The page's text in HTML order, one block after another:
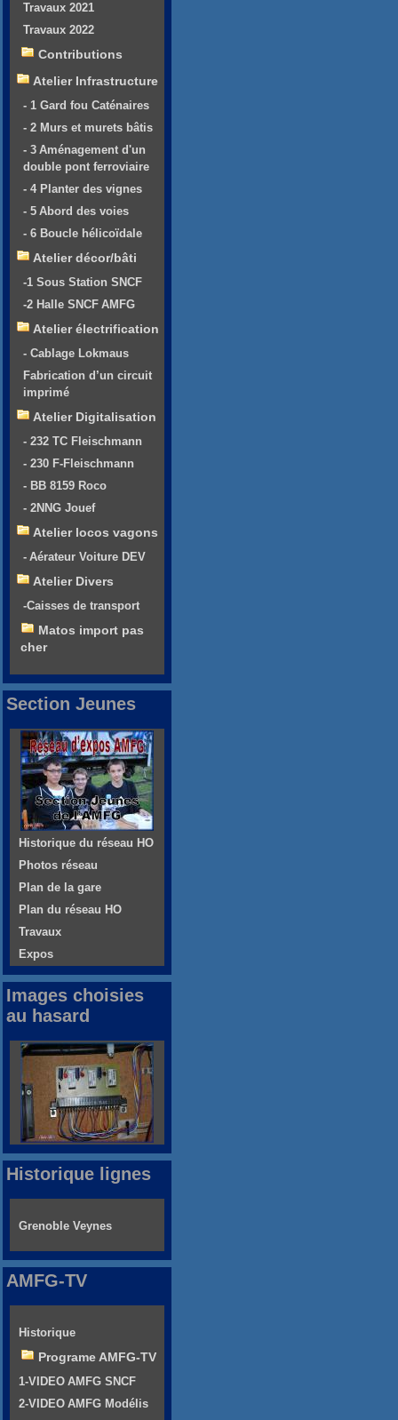
Travaux 2021
Travaux 2022
Contributions
Atelier Infrastructure
- 1 Gard fou Caténaires
- 2 Murs et murets bâtis
- 3 Aménagement d'un
double pont ferroviaire
- 4 Planter des vignes
- 5 Abord des voies
- 6 Boucle hélicoïdale
Atelier décor/bâti
-1 Sous Station SNCF
-2 Halle SNCF AMFG
Atelier électrification
- Cablage Lokmaus
Fabrication d’un circuit
imprimé
Atelier Digitalisation
- 232 TC Fleischmann
- 230 F-Fleischmann
- BB 8159 Roco
- 2NNG Jouef
Atelier locos vagons
- Aérateur Voiture DEV
Atelier Divers
-Caisses de transport
Matos import pas
cher
Section Jeunes
Historique du réseau HO
Photos réseau
Plan de la gare
Plan du réseau HO
Travaux
Expos
Images choisies
au hasard
Historique lignes
Grenoble Veynes
AMFG-TV
Historique
Programe AMFG-TV
1-VIDEO AMFG SNCF
2-VIDEO AMFG Modélis